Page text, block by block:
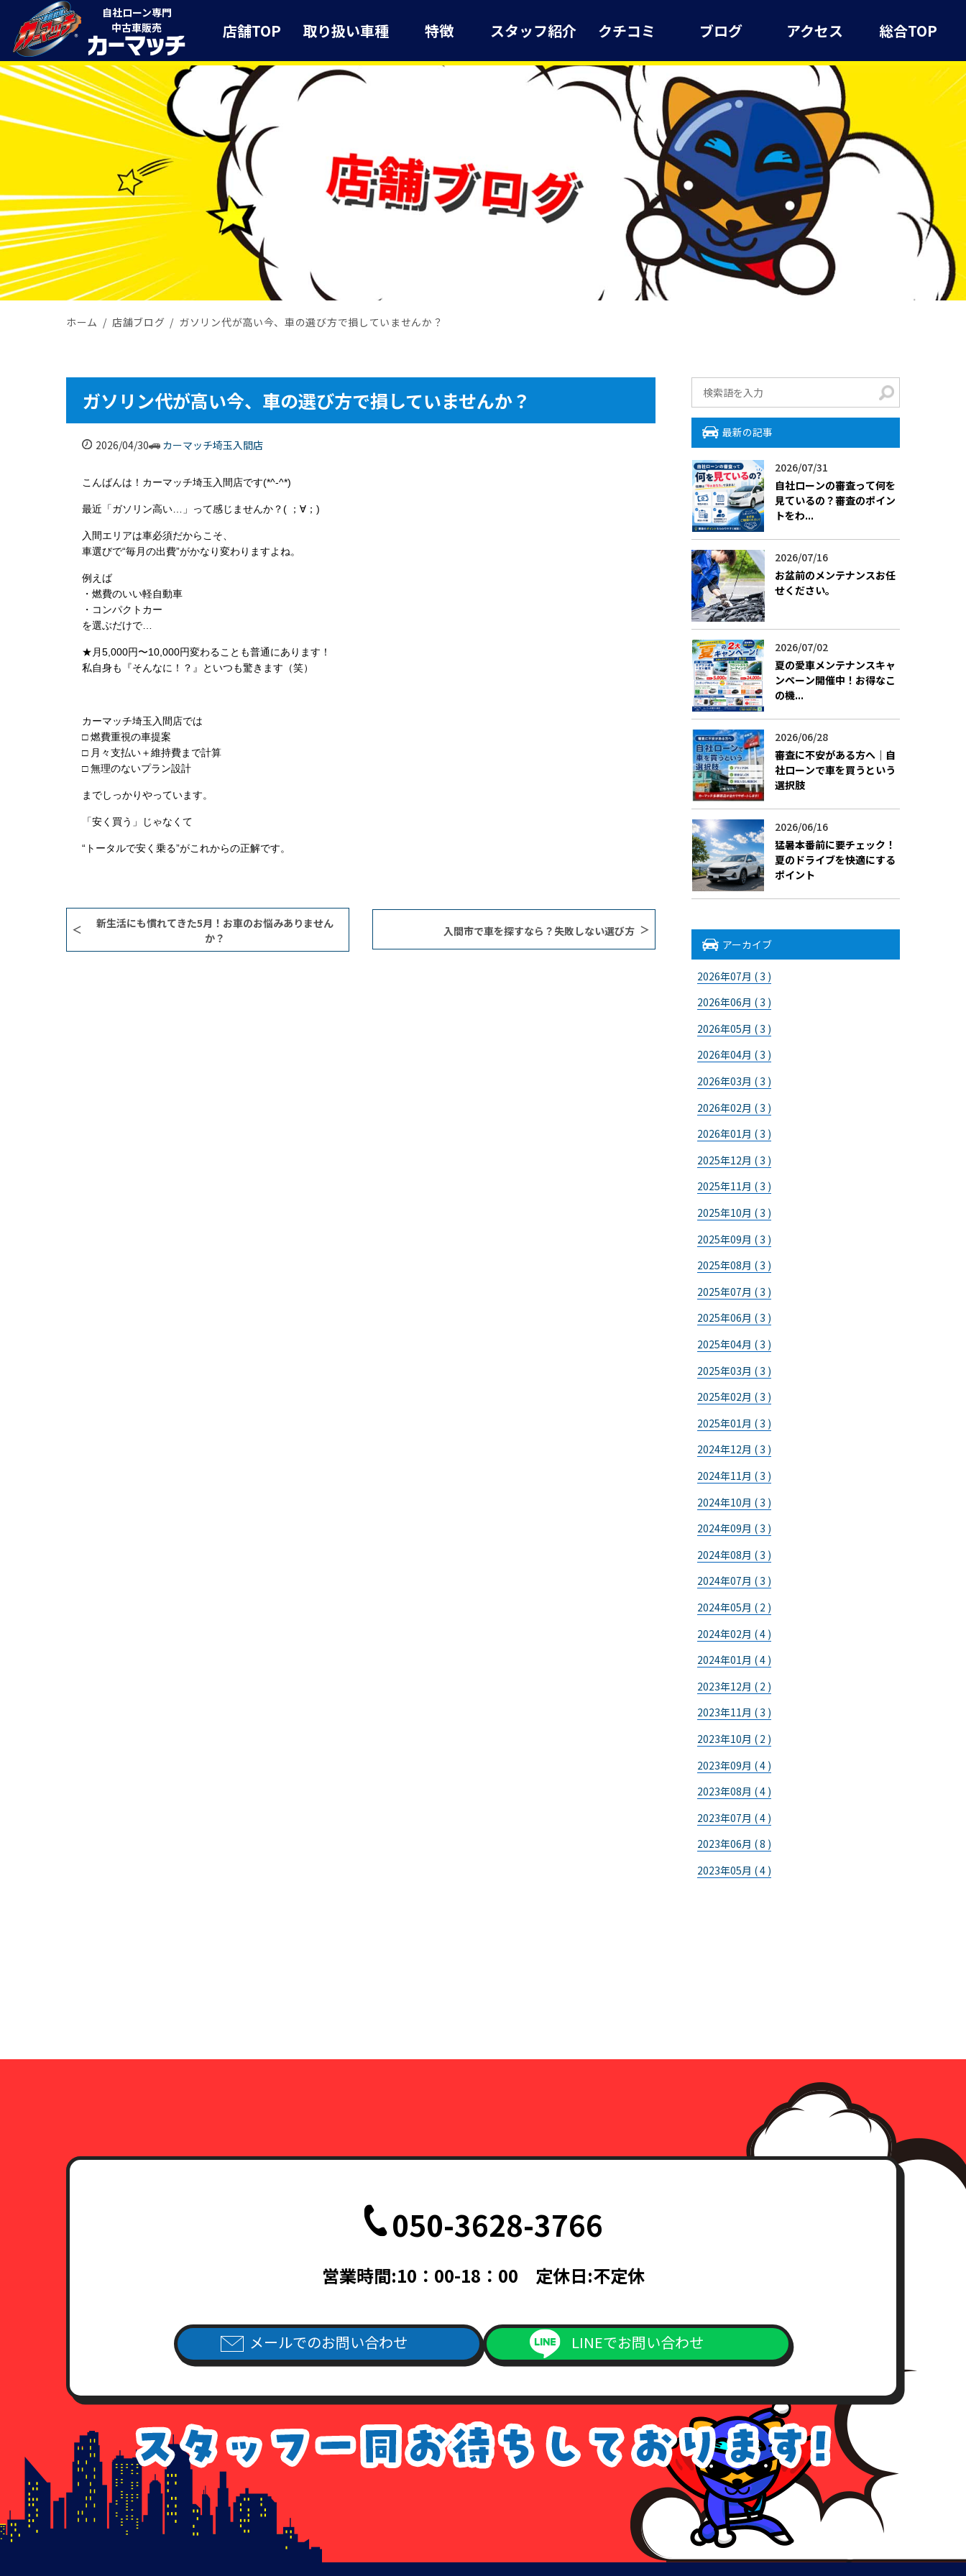
自社ローン専門
中古車販売
店舗TOP 取り扱い車種 特徴 スタッフ紹介 クチコミ ブログ アクセス 総合TOP
ホーム 店舗ブログ ガソリン代が高い今、車の選び方で損していませんか？
ガソリン代が高い今、車の選び方で損していませんか？
2026/04/30 カーマッチ埼玉入間店
こんばんは！カーマッチ埼玉入間店です(*^-^*)
最近「ガソリン高い…」って感じませんか？( ；∀；)
入間エリアは車必須だからこそ、
車選びで“毎月の出費”がかなり変わりますよね。
例えば
・燃費のいい軽自動車
・コンパクトカー
を選ぶだけで…
★月5,000円〜10,000円変わることも普通にあります！
私自身も『そんなに！？』といつも驚きます（笑）
カーマッチ埼玉入間店では
□ 燃費重視の車提案
□ 月々支払い＋維持費まで計算
□ 無理のないプラン設計
までしっかりやっています。
「安く買う」じゃなくて
“トータルで安く乗る”がこれからの正解です。
新生活にも慣れてきた5月！お車のお悩みありません
か？
入間市で車を探すなら？失敗しない選び方
最新の記事
2026/07/31
自社ローンの審査って何を
見ているの？審査のポイン
トをわ...
2026/07/16
お盆前のメンテナンスお任
せください。
2026/07/02
​夏の愛車メンテナンスキャ
ンペーン開催中！お得なこ
の機...
2026/06/28
審査に不安がある方へ｜自
社ローンで車を買うという
選択肢
2026/06/16
猛暑本番前に要チェック！
夏のドライブを快適にする
ポイント
アーカイブ
2026年07月 ( 3 )
2026年06月 ( 3 )
2026年05月 ( 3 )
2026年04月 ( 3 )
2026年03月 ( 3 )
2026年02月 ( 3 )
2026年01月 ( 3 )
2025年12月 ( 3 )
2025年11月 ( 3 )
2025年10月 ( 3 )
2025年09月 ( 3 )
2025年08月 ( 3 )
2025年07月 ( 3 )
2025年06月 ( 3 )
2025年04月 ( 3 )
2025年03月 ( 3 )
2025年02月 ( 3 )
2025年01月 ( 3 )
2024年12月 ( 3 )
2024年11月 ( 3 )
2024年10月 ( 3 )
2024年09月 ( 3 )
2024年08月 ( 3 )
2024年07月 ( 3 )
2024年05月 ( 2 )
2024年02月 ( 4 )
2024年01月 ( 4 )
2023年12月 ( 2 )
2023年11月 ( 3 )
2023年10月 ( 2 )
2023年09月 ( 4 )
2023年08月 ( 4 )
2023年07月 ( 4 )
2023年06月 ( 8 )
2023年05月 ( 4 )
050-3628-3766
営業時間:10：00-18：00 定休日:不定休
メールでのお問い合わせ LINEでお問い合わせ